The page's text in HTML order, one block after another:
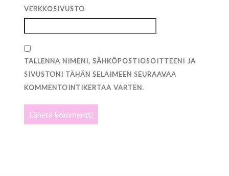
VERKKOSIVUSTO
TALLENNA NIMENI, SÄHKÖPOSTIOSOITTEENI JA
SIVUSTONI TÄHÄN SELAIMEEN SEURAAVAA
KOMMENTOINTIKERTAA VARTEN.